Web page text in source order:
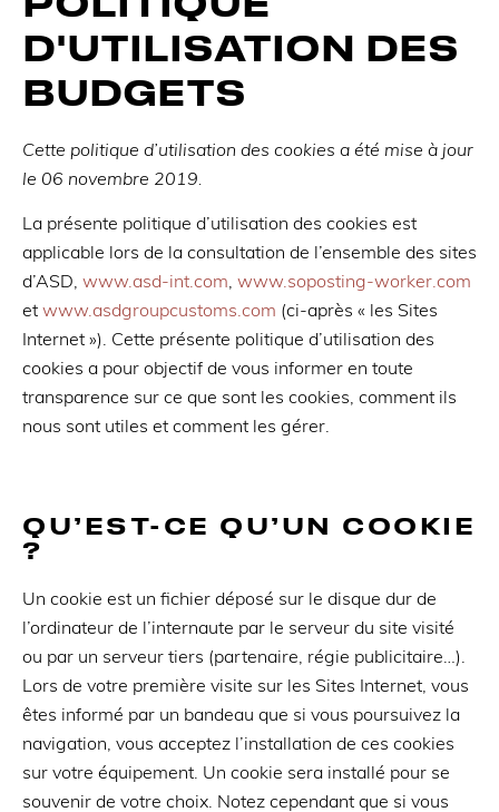
D'UTILISATION DES
BUDGETS
Cette politique d’utilisation des cookies a été mise à jour
le 06 novembre 2019.
La présente politique d’utilisation des cookies est
applicable lors de la consultation de l’ensemble des sites
d’ASD, www.asd-int.com www.soposting-worker.com
et www.asdgroupcustoms.com (ci-après « les Sites
Internet »). Cette présente politique d’utilisation des
cookies a pour objectif de vous informer en toute
transparence sur ce que sont les cookies, comment ils
nous sont utiles et comment les gérer.
QU’EST-CE QU’UN COOKIE
?
Un cookie est un fichier déposé sur le disque dur de
l’ordinateur de l’internaute par le serveur du site visité
ou par un serveur tiers (partenaire, régie publicitaire…).
Lors de votre première visite sur les Sites Internet, vous
êtes informé par un bandeau que si vous poursuivez la
navigation, vous acceptez l’installation de ces cookies
sur votre équipement. Un cookie sera installé pour se
souvenir de votre choix. Notez cependant que si vous